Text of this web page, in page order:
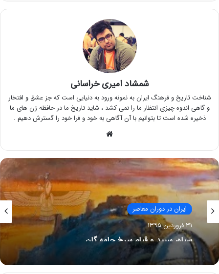
شمشاد امیری خراسانی
شناخت تاریخ و فرهنگ ایران به نمونه ورود به دنیایی است که جز عشق و افتخار
و گاهی اندوه چیزی انتظار ما را نمی کشد ، شاید تاریخ ما در حافظه ژن های ما
ذخیره شده است تا بتوانیم با آن آگاهی به خود و فرا خود را گسترش دهیم .
ایران در دوران معاصر
۳۱ فروردین ۱۳۹۵
سیاه، سپید و قیام سرخ جامه گان